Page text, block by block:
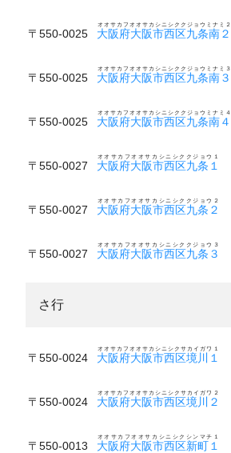
〒550-0025 大阪府大阪市西区九条南２
オオサカフオオサカシニシククジョウミナミ２
〒550-0025 大阪府大阪市西区九条南３
オオサカフオオサカシニシククジョウミナミ３
〒550-0025 大阪府大阪市西区九条南４
オオサカフオオサカシニシククジョウミナミ４
〒550-0027 大阪府大阪市西区九条１
オオサカフオオサカシニシククジョウ１
〒550-0027 大阪府大阪市西区九条２
オオサカフオオサカシニシククジョウ２
〒550-0027 大阪府大阪市西区九条３
オオサカフオオサカシニシククジョウ３
さ行
〒550-0024 大阪府大阪市西区境川１
オオサカフオオサカシニシクサカイガワ１
〒550-0024 大阪府大阪市西区境川２
オオサカフオオサカシニシクサカイガワ２
〒550-0013 大阪府大阪市西区新町１
オオサカフオオサカシニシクシンマチ１